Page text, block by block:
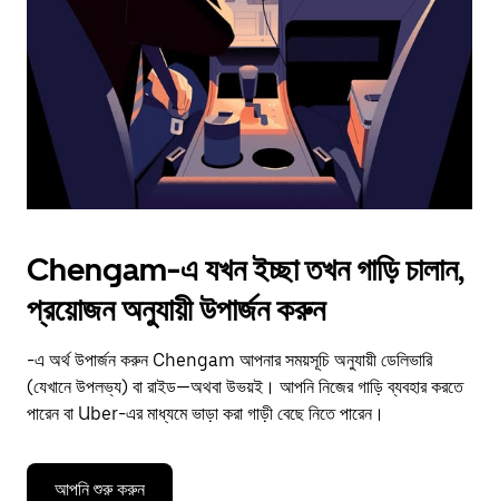
the
calendar.
Chengam-এ যখন ইচ্ছা তখন গাড়ি চালান,
প্রয়োজন অনুযায়ী উপার্জন করুন
-এ অর্থ উপার্জন করুন Chengam আপনার সময়সূচি অনুযায়ী ডেলিভারি
(যেখানে উপলভ্য) বা রাইড—অথবা উভয়ই। আপনি নিজের গাড়ি ব্যবহার করতে
পারেন বা Uber-এর মাধ্যমে ভাড়া করা গাড়ী বেছে নিতে পারেন।
আপনি শুরু করুন